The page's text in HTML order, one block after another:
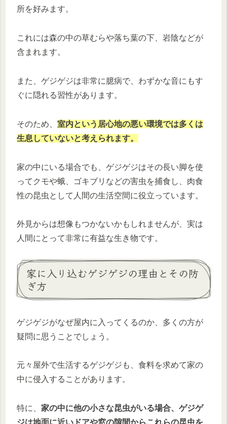
所を好みます。
これには森の中の草むらや落ち葉の下、岩陰などが
含まれます。
また、ゲジゲジは非常に臆病で、わずかな音にもす
ぐに隠れる習性があります。
そのため、 室内という居心地の悪い環境では多くは
生息していないと考えられます。
家の中にいる場合でも、ゲジゲジはその長い脚を使
ってクモや蛾、ゴキブリなどの害虫を捕食し、肉食
性の昆虫として人間の生活空間に役立っています。
外見からは想像もつかないかもしれませんが、実は
人間にとって非常に有益な生き物です。
家に入り込むゲジゲジの理由とその防
ぎ方
ゲジゲジがなぜ屋内に入ってくるのか、多くの方が
疑問に思うことでしょう。
元々屋外で生活するゲジゲジも、食料を求めて家の
中に侵入することがあります。
特に、 家の中に他の小さな昆虫がいる場合、ゲジゲ